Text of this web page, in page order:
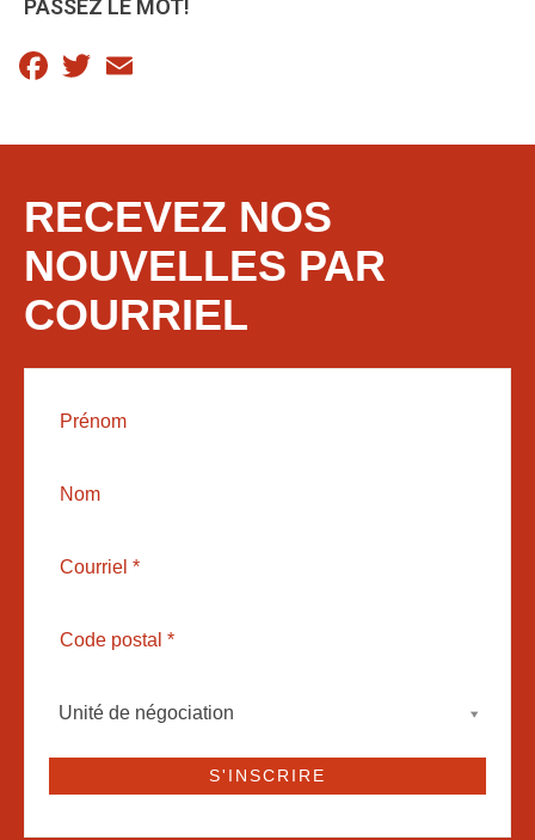
PASSEZ LE MOT!
Facebook
Twitter
RECEVEZ NOS
NOUVELLES PAR
COURRIEL
Unité de négociation